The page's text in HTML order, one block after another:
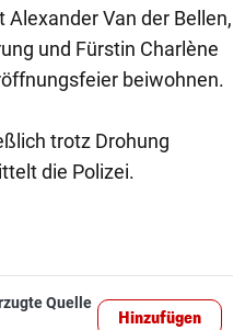
Van der Bellen,
und Fürstin Charlène
beiwohnen.
trotz Drohung
die Polizei.
Quelle
Hinzufügen